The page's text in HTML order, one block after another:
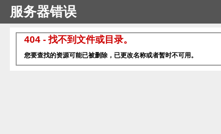
服务器错误
404 - 找不到文件或目录。
您要查找的资源可能已被删除，已更改名称或者暂时不可用。